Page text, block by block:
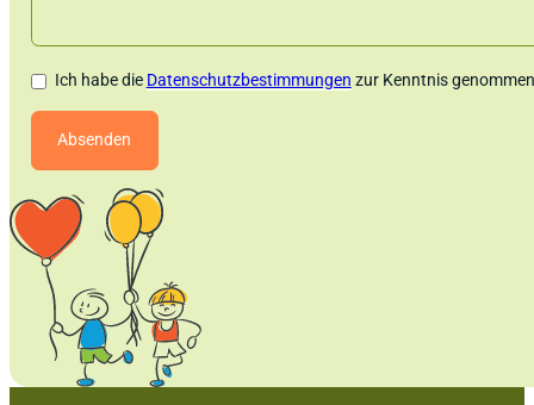
Ich habe die Datenschutzbestimmungen zur Kenntnis
Absenden
Alternative: